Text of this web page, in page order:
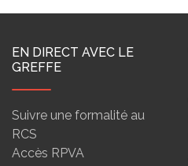
EN DIRECT AVEC LE
GREFFE
Suivre une formalité au
RCS
Accès RPVA